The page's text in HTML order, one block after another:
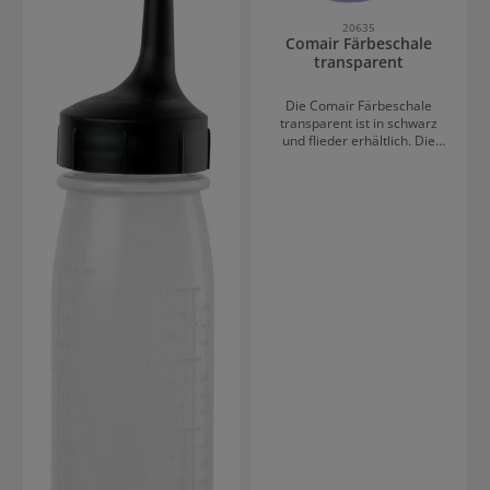
Kunden auch schon zum
Selberfärben zu Hause
verwendet.
20635
Comair Färbeschale
transparent
Die Comair Färbeschale
transparent ist in schwarz
und flieder erhältlich. Die